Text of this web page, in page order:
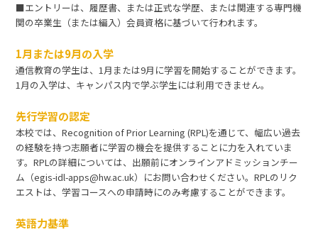
■エントリーは、履歴書、または正式な学歴、または関連する専門機
関の卒業生（または編入）会員資格に基づいて行われます。
1月または9月の入学
通信教育の学生は、1月または9月に学習を開始することができます。
1月の入学は、キャンパス内で学ぶ学生には利用できません。
先行学習の認定
本校では、Recognition of Prior Learning (RPL)を通じて、幅広い過去
の経験を持つ志願者に学習の機会を提供することに力を入れていま
す。RPLの詳細については、出願前にオンラインアドミッションチー
ム（egis-idl-apps@hw.ac.uk）にお問い合わせください。RPLのリク
エストは、学習コースへの申請時にのみ考慮することができます。
英語力基準